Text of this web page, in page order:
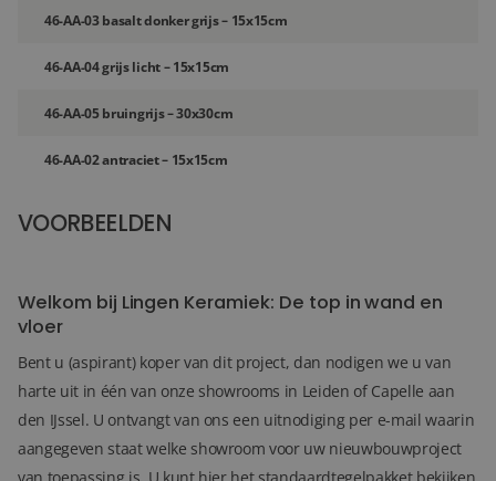
46-AA-03 basalt donker grijs – 15x15cm
46-AA-04 grijs licht – 15x15cm
46-AA-05 bruingrijs – 30x30cm
46-AA-02 antraciet – 15x15cm
VOORBEELDEN
Welkom bij Lingen Keramiek: De top in wand en
vloer
Bent u (aspirant) koper van dit project, dan nodigen we u van
harte uit in één van onze showrooms in Leiden of Capelle aan
den IJssel. U ontvangt van ons een uitnodiging per e-mail waarin
aangegeven staat welke showroom voor uw nieuwbouwproject